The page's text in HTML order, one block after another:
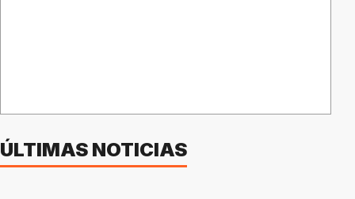
ÚLTIMAS NOTICIAS